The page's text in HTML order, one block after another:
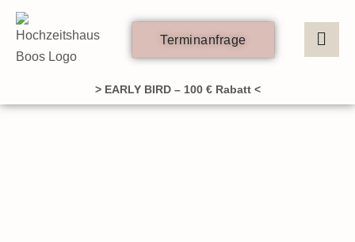
Zum
Inhalt
springen
Terminanfrage
> EARLY BIRD – 100 € Rabatt <